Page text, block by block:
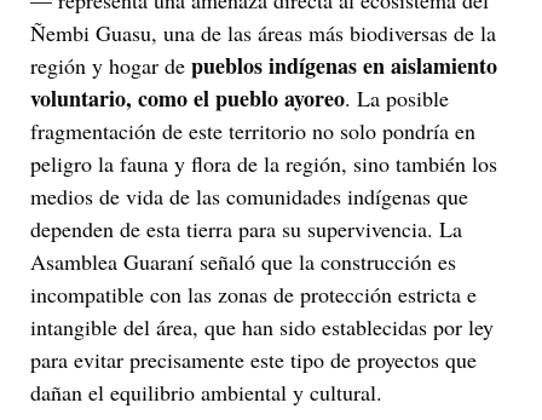
Ñembi Guasu, una de las áreas más biodiversas de la
región y hogar de pueblos indígenas en aislamiento
voluntario, como el pueblo ayoreo. La posible
fragmentación de este territorio no solo pondría en
peligro la fauna y flora de la región, sino también los
medios de vida de las comunidades indígenas que
dependen de esta tierra para su supervivencia. La
Asamblea Guaraní señaló que la construcción es
incompatible con las zonas de protección estricta e
intangible del área, que han sido establecidas por ley
para evitar precisamente este tipo de proyectos que
dañan el equilibrio ambiental y cultural.